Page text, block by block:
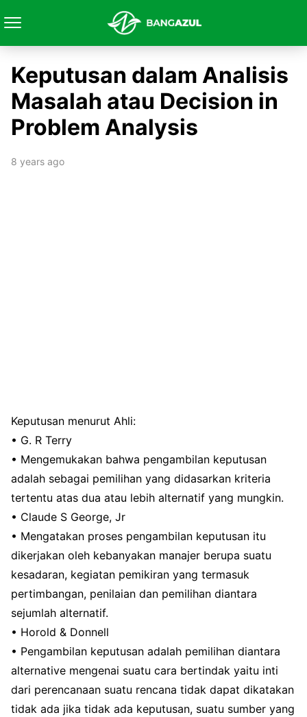
Keputusan dalam Analisis
Masalah atau Decision in
Problem Analysis
8 years ago
Keputusan menurut Ahli:
• G. R Terry
• Mengemukakan bahwa pengambilan keputusan
adalah sebagai pemilihan yang didasarkan kriteria
tertentu atas dua atau lebih alternatif yang mungkin.
• Claude S George, Jr
• Mengatakan proses pengambilan keputusan itu
dikerjakan oleh kebanyakan manajer berupa suatu
kesadaran, kegiatan pemikiran yang termasuk
pertimbangan, penilaian dan pemilihan diantara
sejumlah alternatif.
• Horold & Donnell
• Pengambilan keputusan adalah pemilihan diantara
alternative mengenai suatu cara bertindak yaitu inti
dari perencanaan suatu rencana tidak dapat dikatakan
tidak ada jika tidak ada keputusan, suatu sumber yang